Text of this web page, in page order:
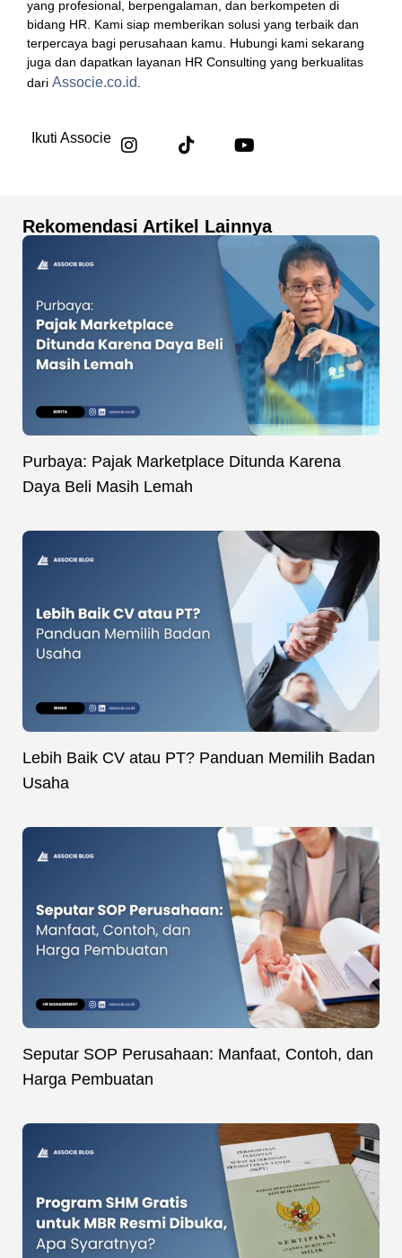
yang profesional, berpengalaman, dan berkompeten di
bidang HR. Kami siap memberikan solusi yang terbaik dan
terpercaya bagi perusahaan kamu. Hubungi kami sekarang
juga dan dapatkan layanan HR Consulting yang berkualitas
dari Associe.co.id
Ikuti Associe
Rekomendasi Artikel Lainnya
Purbaya: Pajak Marketplace Ditunda Karena
Daya Beli Masih Lemah
Lebih Baik CV atau PT? Panduan Memilih Badan
Usaha
Seputar SOP Perusahaan: Manfaat, Contoh, dan
Harga Pembuatan